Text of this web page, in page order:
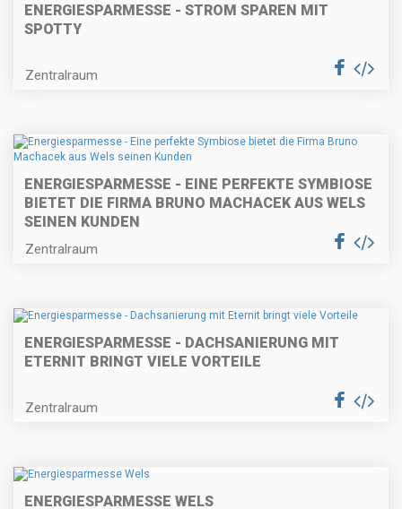
ENERGIESPARMESSE - STROM SPAREN MIT
SPOTTY
Zentralraum
ENERGIESPARMESSE - EINE PERFEKTE SYMBIOSE
BIETET DIE FIRMA BRUNO MACHACEK AUS WELS
SEINEN KUNDEN
Zentralraum
ENERGIESPARMESSE - DACHSANIERUNG MIT
ETERNIT BRINGT VIELE VORTEILE
Zentralraum
ENERGIESPARMESSE WELS